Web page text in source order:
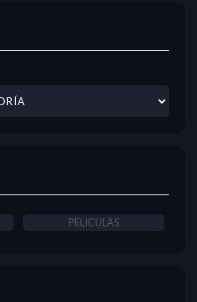
PELICULAS